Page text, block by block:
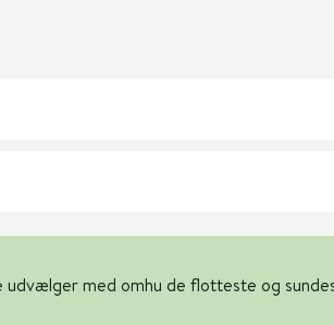
udvælger med omhu de flotteste og